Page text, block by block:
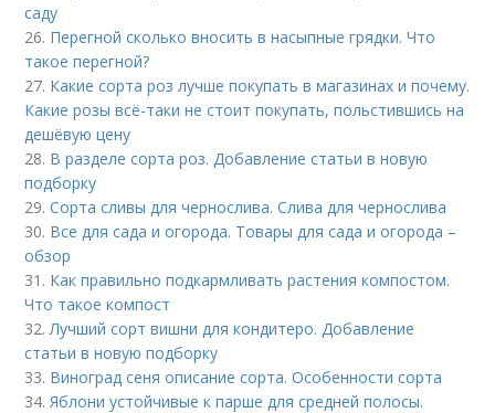
саду
26. Перегной сколько вносить в насыпные грядки. Что
такое перегной?
27. Какие сорта роз лучше покупать в магазинах и почему.
Какие розы всё-таки не стоит покупать, польстившись на
дешёвую цену
28. В разделе сорта роз. Добавление статьи в новую
подборку
29.Сорта сливы для чернослива. Слива для чернослива
30. Все для сада и огорода. Товары для сада и огорода –
обзор
31. Как правильно подкармливать растения компостом.
Что такое компост
32. Лучший сорт вишни для кондитеро. Добавление
статьи в новую подборку
33. Виноград сеня описание сорта. Особенности сорта
34. Яблони устойчивые к парше для средней полосы.